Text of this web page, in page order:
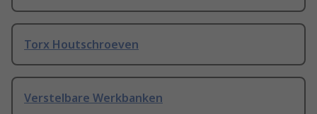
Torx Houtschroeven
Verstelbare Werkbanken